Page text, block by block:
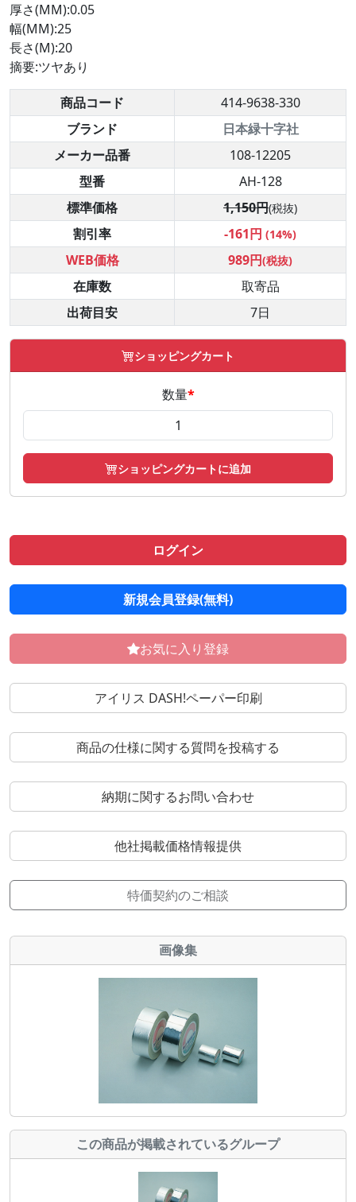
厚さ(MM):0.05
幅(MM):25
長さ(M):20
摘要:ツヤあり
商品コード
414-9638-330
ブランド
日本緑十字社
メーカー品番
108-12205
型番
AH-128
標準価格
1,150円(税抜)
割引率 -161円 (14%)
WEB価格 989円(税抜)
在庫数
取寄品
出荷目安
7日
ショッピングカート
数量*
ショッピングカートに追加
ログイン
新規会員登録(無料)
お気に入り登録
アイリス DASH!ペーパー印刷
商品の仕様に関する質問を投稿する
納期に関するお問い合わせ
他社掲載価格情報提供
特価契約のご相談
画像集
この商品が掲載されているグループ